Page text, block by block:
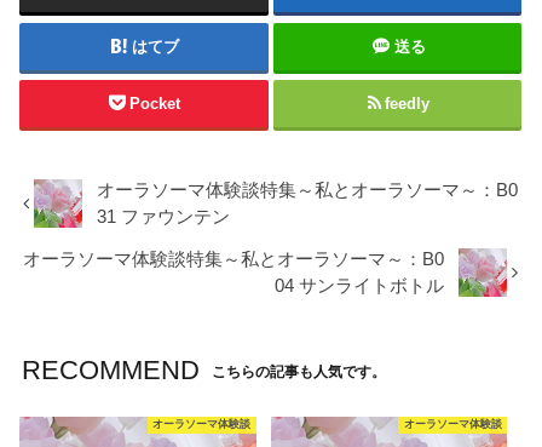
はてブ 送る
Pocket feedly
オーラソーマ体験談特集～私とオーラソーマ～：B0
31 ファウンテン
オーラソーマ体験談特集～私とオーラソーマ～：B0
04 サンライトボトル
RECOMMEND こちらの記事も人気です。
オーラソーマ体験談 オーラソーマ体験談